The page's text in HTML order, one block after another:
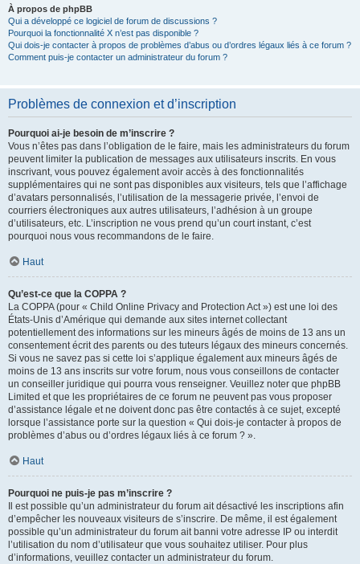
À propos de phpBB
Qui a développé ce logiciel de forum de discussions ?
Pourquoi la fonctionnalité X n’est pas disponible ?
Qui dois-je contacter à propos de problèmes d’abus ou d’ordres légaux liés à ce forum ?
Comment puis-je contacter un administrateur du forum ?
Problèmes de connexion et d’inscription
Pourquoi ai-je besoin de m’inscrire ?
Vous n’êtes pas dans l’obligation de le faire, mais les administrateurs du forum
peuvent limiter la publication de messages aux utilisateurs inscrits. En vous
inscrivant, vous pouvez également avoir accès à des fonctionnalités
supplémentaires qui ne sont pas disponibles aux visiteurs, tels que l’affichage
d’avatars personnalisés, l’utilisation de la messagerie privée, l’envoi de
courriers électroniques aux autres utilisateurs, l’adhésion à un groupe
d’utilisateurs, etc. L’inscription ne vous prend qu’un court instant, c’est
pourquoi nous vous recommandons de le faire.
Haut
Qu’est-ce que la COPPA ?
La COPPA (pour « Child Online Privacy and Protection Act ») est une loi des
États-Unis d’Amérique qui demande aux sites internet collectant
potentiellement des informations sur les mineurs âgés de moins de 13 ans un
consentement écrit des parents ou des tuteurs légaux des mineurs concernés.
Si vous ne savez pas si cette loi s’applique également aux mineurs âgés de
moins de 13 ans inscrits sur votre forum, nous vous conseillons de contacter
un conseiller juridique qui pourra vous renseigner. Veuillez noter que phpBB
Limited et que les propriétaires de ce forum ne peuvent pas vous proposer
d’assistance légale et ne doivent donc pas être contactés à ce sujet, excepté
lorsque l’assistance porte sur la question « Qui dois-je contacter à propos de
problèmes d’abus ou d’ordres légaux liés à ce forum ? ».
Haut
Pourquoi ne puis-je pas m’inscrire ?
Il est possible qu’un administrateur du forum ait désactivé les inscriptions afin
d’empêcher les nouveaux visiteurs de s’inscrire. De même, il est également
possible qu’un administrateur du forum ait banni votre adresse IP ou interdit
l’utilisation du nom d’utilisateur que vous souhaitez utiliser. Pour plus
d’informations, veuillez contacter un administrateur du forum.